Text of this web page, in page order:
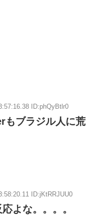
ID:phQyBtlr0
もブラジル人に荒
ID:jKtRRJUU0
よな。。。。